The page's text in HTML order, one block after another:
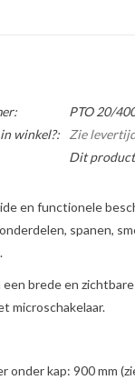
PTO 20/
winkel?:
Zie
Dit
en functionele
spanen,
een brede en
microschakelaar.
onder kap: 900 mm